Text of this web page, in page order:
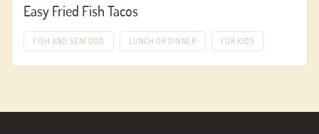
Easy Fried Fish Tacos
FISH AND SEAFOOD LUNCH OR DINNER FOR KIDS